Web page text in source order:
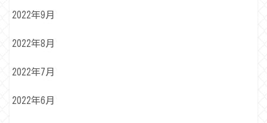
2022年9月
2022年8月
2022年7月
2022年6月